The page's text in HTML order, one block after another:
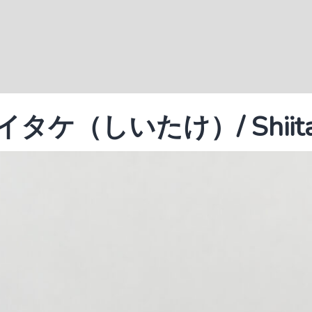
タケ（しいたけ）/